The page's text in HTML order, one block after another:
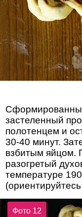
застеленный
полотенцем и
30-40 минут.
взбитым яйцом.
разогретый
температуре
Фото 12